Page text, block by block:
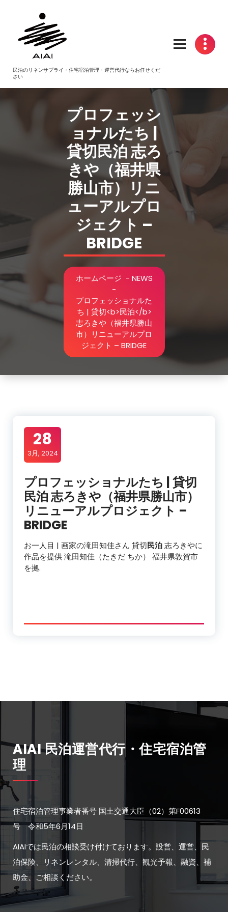
民泊のリネンサプライ・住宅宿泊管理・運営代行ならお任せくだ
さい
プロフェッシ
ョナルたち |
貸切民泊志ろ
きや（福井県
勝山市）リニ
ューアルプロ
ジェクト –
BRIDGE
ホームページ - NEWS
-
プロフェッショナルた
ち | 貸切<b>民泊</b>
志ろきや（福井県勝山
市）リニューアルプロ
ジェクト – BRIDGE
28
3月, 2024
プロフェッショナルたち | 貸切
民泊志ろきや（福井県勝山市）
リニューアルプロジェクト –
BRIDGE
お一人目 | 画家の滝田知佳さん 貸切民泊志ろきやに
作品を提供 滝田知佳（たきだ ちか） 福井県敦賀市
を拠.
AIAI 民泊運営代行・住宅宿泊管
理
住宅宿泊管理事業者番号 国土交通大臣（02）第F00613
号 令和5年6月14日
AIAIでは民泊の相談受け付けております。設営、運営、民
泊保険、リネンレンタル、清掃代行、観光予報、融資、補
助金、ご相談ください。